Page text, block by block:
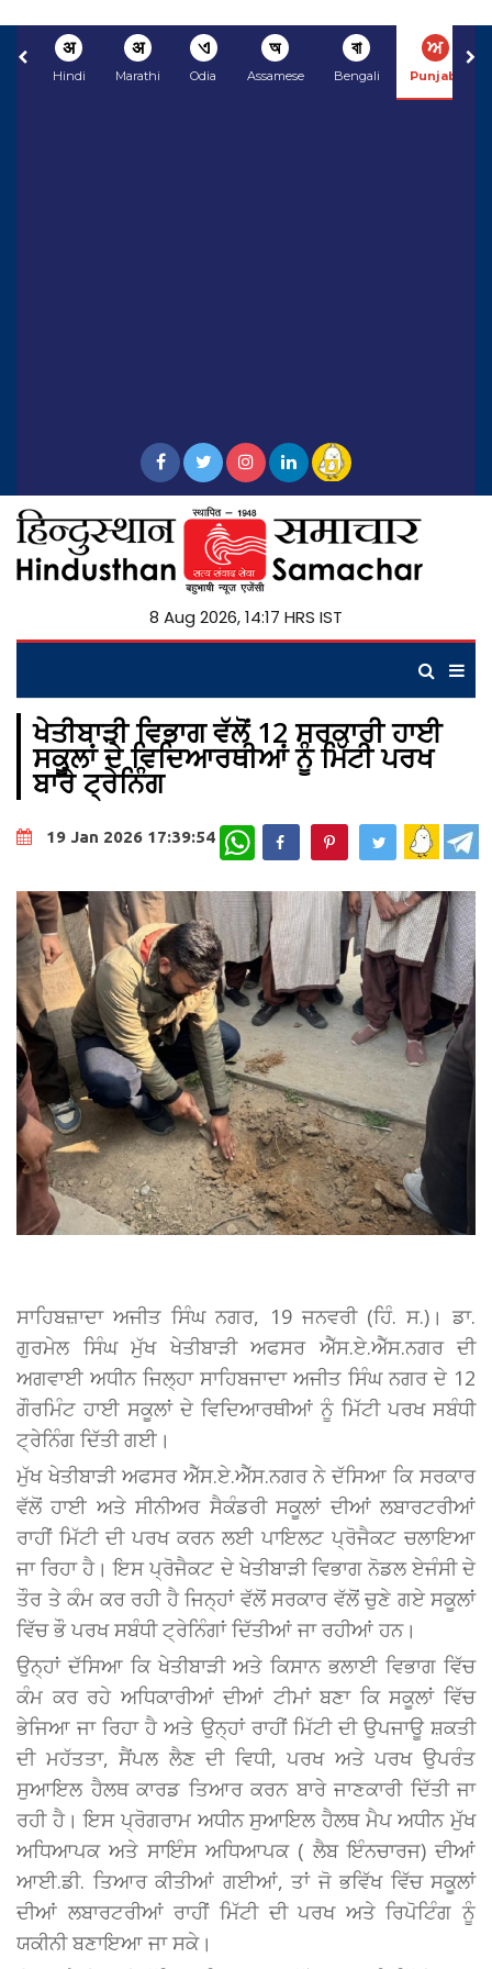
अ
Hindi
अ
Marathi
ଏ
Odia
অ
Assamese
বা
Bengali
ਅ
Punjabi
8 Aug 2026, 14:17 HRS IST
ਖੇਤੀਬਾੜੀ ਵਿਭਾਗ ਵੱਲੋਂ 12 ਸਰਕਾਰੀ ਹਾਈ
ਸਕੂਲਾਂ ਦੇ ਵਿਦਿਆਰਥੀਆਂ ਨੂੰ ਮਿੱਟੀ ਪਰਖ
ਬਾਰੇ ਟ੍ਰੇਨਿੰਗ
19 Jan 2026 17:39:54 WhatsApp
ਸਾਹਿਬਜ਼ਾਦਾ ਅਜੀਤ ਸਿੰਘ ਨਗਰ, 19 ਜਨਵਰੀ (ਹਿੰ. ਸ.)। ਡਾ.
ਗੁਰਮੇਲ ਸਿੰਘ ਮੁੱਖ ਖੇਤੀਬਾੜੀ ਅਫਸਰ ਐੱਸ.ਏ.ਐੱਸ.ਨਗਰ ਦੀ
ਅਗਵਾਈ ਅਧੀਨ ਜਿਲ੍ਹਾ ਸਾਹਿਬਜਾਦਾ ਅਜੀਤ ਸਿੰਘ ਨਗਰ ਦੇ 12
ਗੌਰਮਿੰਟ ਹਾਈ ਸਕੂਲਾਂ ਦੇ ਵਿਦਿਆਰਥੀਆਂ ਨੂੰ ਮਿੱਟੀ ਪਰਖ ਸਬੰਧੀ
ਟ੍ਰੇਨਿੰਗ ਦਿੱਤੀ ਗਈ।
ਮੁੱਖ ਖੇਤੀਬਾੜੀ ਅਫਸਰ ਐੱਸ.ਏ.ਐੱਸ.ਨਗਰ ਨੇ ਦੱਸਿਆ ਕਿ ਸਰਕਾਰ
ਵੱਲੋਂ ਹਾਈ ਅਤੇ ਸੀਨੀਅਰ ਸੈਕੰਡਰੀ ਸਕੂਲਾਂ ਦੀਆਂ ਲਬਾਰਟਰੀਆਂ
ਰਾਹੀਂ ਮਿੱਟੀ ਦੀ ਪਰਖ ਕਰਨ ਲਈ ਪਾਇਲਟ ਪ੍ਰੋਜੈਕਟ ਚਲਾਇਆ
ਜਾ ਰਿਹਾ ਹੈ। ਇਸ ਪ੍ਰੋਜੈਕਟ ਦੇ ਖੇਤੀਬਾੜੀ ਵਿਭਾਗ ਨੋਡਲ ਏਜੰਸੀ ਦੇ
ਤੌਰ ਤੇ ਕੰਮ ਕਰ ਰਹੀ ਹੈ ਜਿਨ੍ਹਾਂ ਵੱਲੋਂ ਸਰਕਾਰ ਵੱਲੋਂ ਚੁਣੇ ਗਏ ਸਕੂਲਾਂ
ਵਿੱਚ ਭੌ ਪਰਖ ਸਬੰਧੀ ਟ੍ਰੇਨਿੰਗਾਂ ਦਿੱਤੀਆਂ ਜਾ ਰਹੀਆਂ ਹਨ।
ਉਨ੍ਹਾਂ ਦੱਸਿਆ ਕਿ ਖੇਤੀਬਾੜੀ ਅਤੇ ਕਿਸਾਨ ਭਲਾਈ ਵਿਭਾਗ ਵਿੱਚ
ਕੰਮ ਕਰ ਰਹੇ ਅਧਿਕਾਰੀਆਂ ਦੀਆਂ ਟੀਮਾਂ ਬਣਾ ਕਿ ਸਕੂਲਾਂ ਵਿੱਚ
ਭੇਜਿਆ ਜਾ ਰਿਹਾ ਹੈ ਅਤੇ ਉਨ੍ਹਾਂ ਰਾਹੀਂ ਮਿੱਟੀ ਦੀ ਉਪਜਾਊ ਸ਼ਕਤੀ
ਦੀ ਮਹੱਤਤਾ, ਸੈਂਪਲ ਲੈਣ ਦੀ ਵਿਧੀ, ਪਰਖ ਅਤੇ ਪਰਖ ਉਪਰੰਤ
ਸੁਆਇਲ ਹੈਲਥ ਕਾਰਡ ਤਿਆਰ ਕਰਨ ਬਾਰੇ ਜਾਣਕਾਰੀ ਦਿੱਤੀ ਜਾ
ਰਹੀ ਹੈ। ਇਸ ਪ੍ਰੋਗਰਾਮ ਅਧੀਨ ਸੁਆਇਲ ਹੈਲਥ ਮੈਪ ਅਧੀਨ ਮੁੱਖ
ਅਧਿਆਪਕ ਅਤੇ ਸਾਇੰਸ ਅਧਿਆਪਕ ( ਲੈਬ ਇੰਨਚਾਰਜ) ਦੀਆਂ
ਆਈ.ਡੀ. ਤਿਆਰ ਕੀਤੀਆਂ ਗਈਆਂ, ਤਾਂ ਜੋ ਭਵਿੱਖ ਵਿੱਚ ਸਕੂਲਾਂ
ਦੀਆਂ ਲਬਾਰਟਰੀਆਂ ਰਾਹੀਂ ਮਿੱਟੀ ਦੀ ਪਰਖ ਅਤੇ ਰਿਪੋਟਿੰਗ ਨੂੰ
ਯਕੀਨੀ ਬਣਾਇਆ ਜਾ ਸਕੇ।